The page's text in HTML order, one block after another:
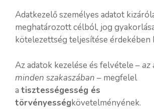
Adatkezelő személyes adatot
meghatározott célból, jog
kötelezettség teljesítése érdekében
Az adatok kezelése és felvétele –az
minden szakaszában – megfelel
a tisztességesség és
törvényességkövetelményének.